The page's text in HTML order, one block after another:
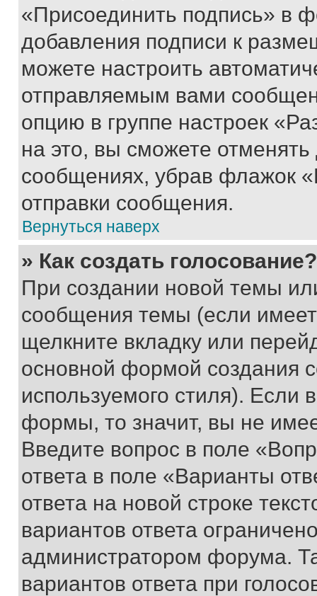
«Присоединить подпись» в
добавления подписи к
можете настроить
отправляемым вами
опцию в группе настроек
на это, вы сможете
сообщениях, убрав флажок
отправки сообщения.
Вернуться наверх
» Как создать голосование?
При создании новой темы
сообщения темы (если
щелкните вкладку или
основной формой создания
используемого стиля). Если
формы, то значит, вы не
Введите вопрос в поле
ответа в поле «Варианты
ответа на новой строке
вариантов ответа
администратором форума.
вариантов ответа при